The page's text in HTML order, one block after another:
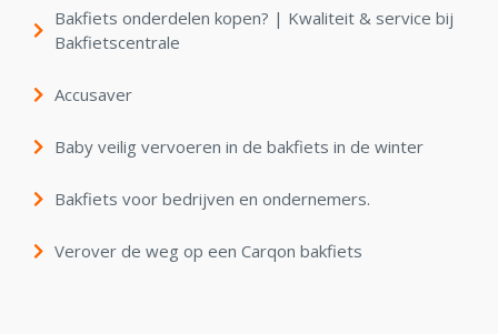
Bakfiets onderdelen kopen? | Kwaliteit & service bij
Bakfietscentrale
Accusaver
Baby veilig vervoeren in de bakfiets in de winter
Bakfiets voor bedrijven en ondernemers.
Verover de weg op een Carqon bakfiets